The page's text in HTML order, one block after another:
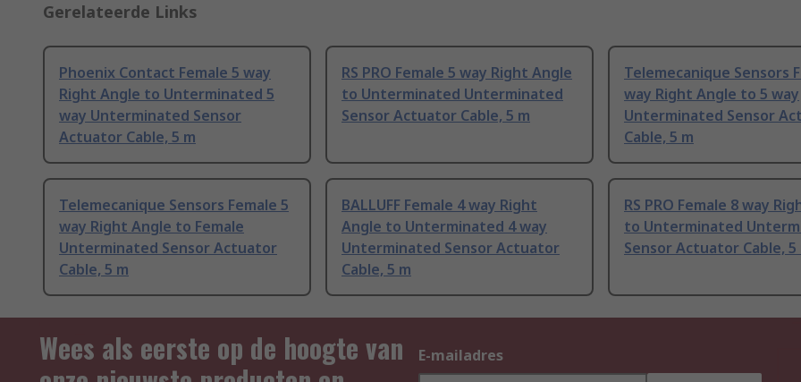
Gerelateerde Links
Phoenix Contact Female 5 way
Right Angle to Unterminated 5
way Unterminated Sensor
Actuator Cable, 5 m
RS PRO Female 5 way Right Angle
to Unterminated Unterminated
Sensor Actuator Cable, 5 m
Telemecanique Sensors
way Right Angle to 5 way
Unterminated Sensor
Cable, 5 m
Telemecanique Sensors Female 5
way Right Angle to Female
Unterminated Sensor Actuator
Cable, 5 m
BALLUFF Female 4 way Right
Angle to Unterminated 4 way
Unterminated Sensor Actuator
Cable, 5 m
RS PRO Female 8 way
to Unterminated
Sensor Actuator Cable, 5
Wees als eerste op de hoogte van
E-mailadres